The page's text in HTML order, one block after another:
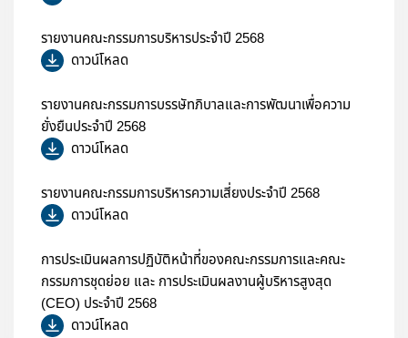
รายงานคณะกรรมการบริหารประจำปี 2568
ดาวน์โหลด
รายงานคณะกรรมการบรรษัทภิบาลและการพัฒนาเพื่อความ
ยั่งยืนประจำปี 2568
ดาวน์โหลด
รายงานคณะกรรมการบริหารความเสี่ยงประจำปี 2568
ดาวน์โหลด
การประเมินผลการปฏิบัติหน้าที่ของคณะกรรมการและคณะ
กรรมการชุดย่อย และ การประเมินผลงานผู้บริหารสูงสุด
(CEO) ประจำปี 2568
ดาวน์โหลด